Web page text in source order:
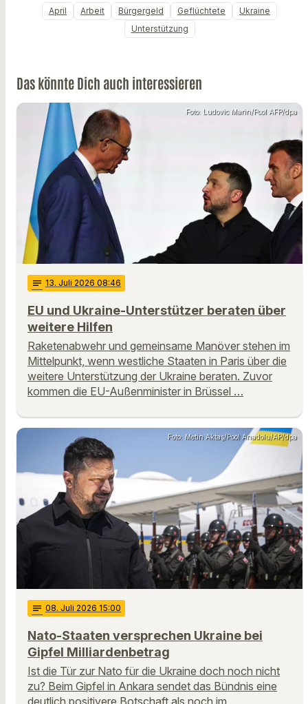
April Arbeit Bürgergeld Geflüchtete
Ukraine
Unterstützung
Das könnte Dich auch interessieren
Foto: Ludovic Marin/Pool AFP/dpa
notes 13. Juli 2026 08:46
EU und Ukraine-Unterstützer beraten über
weitere Hilfen
Raketenabwehr und gemeinsame Manöver stehen im
Mittelpunkt, wenn westliche Staaten in Paris über die
weitere Unterstützung der Ukraine beraten. Zuvor
kommen die EU-Außenminister in Brüssel …
Foto: Metin Aktaş/Pool Anadolu/AP/dpa
notes 08. Juli 2026 15:00
Nato-Staaten versprechen Ukraine bei
Gipfel Milliardenbetrag
Ist die Tür zur Nato für die Ukraine doch noch nicht
zu? Beim Gipfel in Ankara sendet das Bündnis eine
deutlich positivere Botschaft als noch im